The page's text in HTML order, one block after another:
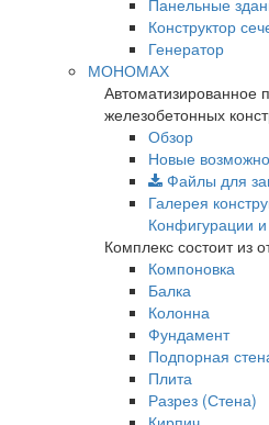
Конструктор
Генератор
МОНОМАХ
Автоматизированное
железобетонных
Обзор
Новые
Файлы для
Галерея
Конфигурации
Комплекс состоит из
Компоновка
Балка
Колонна
Фундамент
Подпорная
Плита
Разрез (Стена)